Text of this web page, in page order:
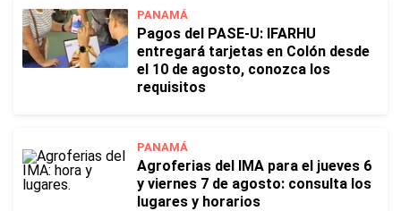
PANAMÁ
Pagos del PASE-U: IFARHU
entregará tarjetas en Colón desde
el 10 de agosto, conozca los
requisitos
PANAMÁ
Agroferias del IMA para el jueves 6
y viernes 7 de agosto: consulta los
lugares y horarios